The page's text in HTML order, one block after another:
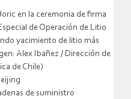
en la ceremonia de firma
de Operación de Litio
yacimiento de litio más
Alex Ibañez / Dirección de
de Chile)
de suministro